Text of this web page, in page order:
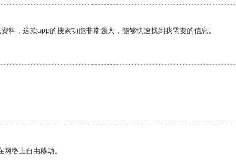
，这款app的搜索功能非常强大，能够快速找到我需要的信息。
络上自由移动。